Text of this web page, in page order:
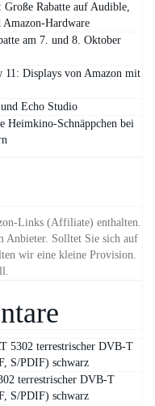
Rabatte auf Audible,
am 7. und 8. Oktober
11: Displays von Amazon mit
Echo Studio
Heimkino-Schnäppchen bei
Links (Affiliate) enthalten.
Anbieter. Solltet Sie sich auf
wir eine kleine Provision.
5302 terrestrischer DVB-T
S/PDIF) schwarz
terrestrischer DVB-T
S/PDIF) schwarz